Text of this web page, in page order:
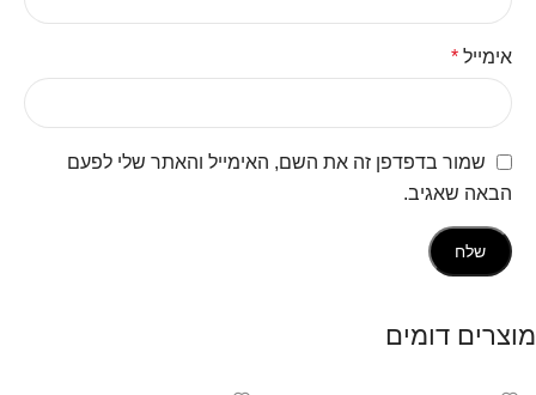
אימייל *
שמור בדפדפן זה את השם, האימייל והאתר שלי לפעם
הבאה שאגיב.
מוצרים דומים